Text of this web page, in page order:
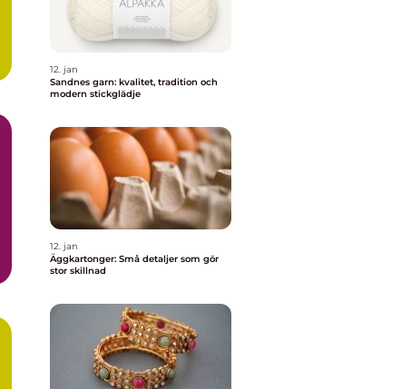
12. jan
Sandnes garn: kvalitet, tradition och
modern stickglädje
12. jan
Äggkartonger: Små detaljer som gör
stor skillnad